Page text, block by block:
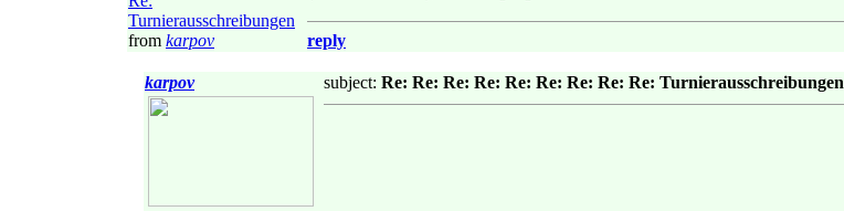
Turnierausschreibungen
from karpov reply
karpov subject: Re: Re: Re: Re: Re: Re: Re: Re: Re: Turnierausschreibungen